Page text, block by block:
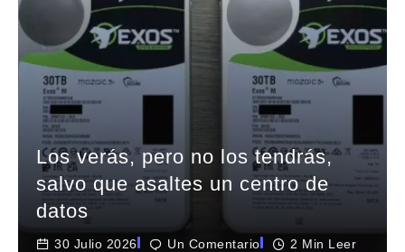
Los verás, pero no los tendrás,
salvo que asaltes un centro de
datos
30 Julio 2026 Un Comentario 2 Min Leer